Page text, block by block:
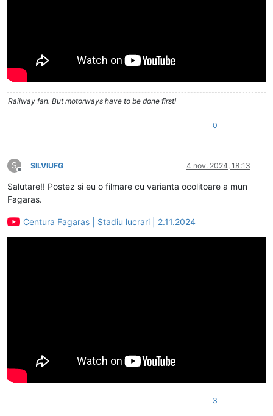
Railway fan. But motorways have to be done first!
0
S
Deconectat
SILVIUFG 4 nov. 2024, 18:13
Salutare!! Postez si eu o filmare cu varianta ocolitoare a mun
Fagaras.
Centura Fagaras | Stadiu lucrari | 2.11.2024
3